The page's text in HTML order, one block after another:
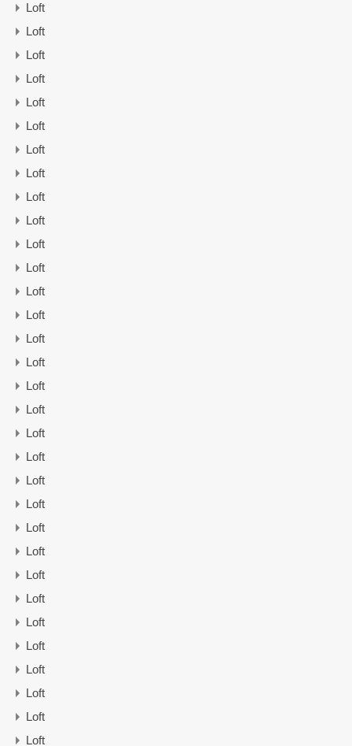
Loft
Loft
Loft
Loft
Loft
Loft
Loft
Loft
Loft
Loft
Loft
Loft
Loft
Loft
Loft
Loft
Loft
Loft
Loft
Loft
Loft
Loft
Loft
Loft
Loft
Loft
Loft
Loft
Loft
Loft
Loft
Loft